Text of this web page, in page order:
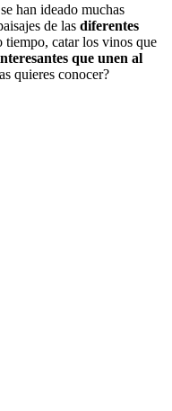
han ideado muchas
de las diferentes
tiempo, catar los vinos que
que unen al
quieres conocer?